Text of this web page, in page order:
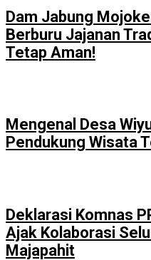
Dam Jabung
Berburu Jajanan
Tetap Aman!
Mengenal Desa
Pendukung Wisata
Deklarasi Komnas
Ajak Kolaborasi
Majapahit